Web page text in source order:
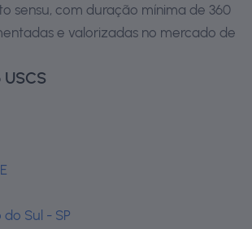
sensu, com duração mínima de 360
e valorizadas no mercado de
Sul - SP